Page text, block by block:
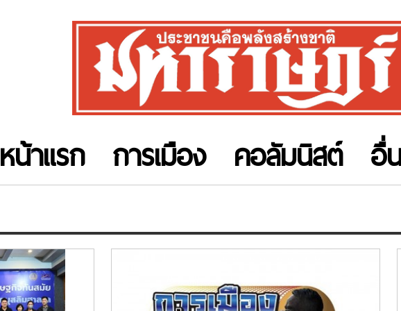
หน้าแรก การเมือง คอลัมนิสต์ อื่